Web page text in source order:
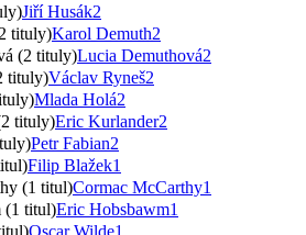
Jiří Husák2
tituly)Karol Demuth2
(2 tituly)Lucia Demuthová2
tituly)Václav Ryneš2
Mlada Holá2
tituly)Eric Kurlander2
Petr Fabian2
Filip Blažek1
(1 titul)Cormac McCarthy1
(1 titul)Eric Hobsbawm1
Oscar Wilde1